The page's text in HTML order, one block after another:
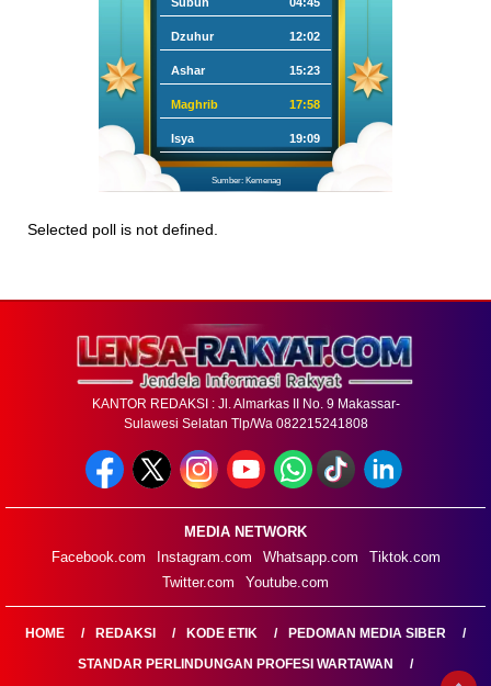
Dzuhur 12:02
Ashar 15:23
Maghrib 17:58
Isya 19:09
Sumber: Kemenag
Selected poll is not defined.
KANTOR REDAKSI : Jl. Almarkas II No. 9 Makassar-
Sulawesi Selatan Tlp/Wa 082215241808
MEDIA NETWORK
Facebook.com
Instagram.com Whatsapp.com
Tiktok.com
Twitter.com
Youtube.com
HOME REDAKSI KODE ETIK
PEDOMAN MEDIA SIBER
STANDAR PERLINDUNGAN PROFESI WARTAWAN